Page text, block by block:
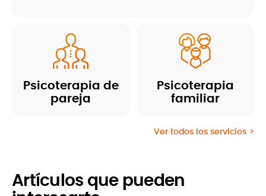
Psicoterapia de
pareja
Psicoterapia
familiar
Ver todos los servicios
Artículos que pueden